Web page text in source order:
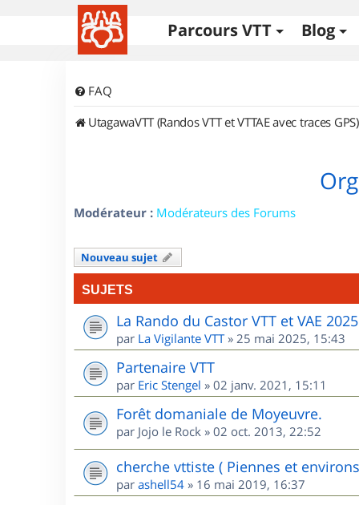
Parcours VTT Blog
FAQ
UtagawaVTT (Randos VTT et VTTAE avec traces GPS)
Modérateur : Modérateurs des Forums
Nouveau sujet
SUJETS
La Rando du Castor VTT et VAE 2025
par La Vigilante VTT» 25 mai 2025, 15:43
Partenaire VTT
par Eric Stengel » 02 janv. 2021, 15:11
Forêt domaniale de Moyeuvre.
par Jojo le Rock » 02 oct. 2013, 22:52
cherche vttiste ( Piennes et
par ashell54 » 16 mai 2019, 16:37